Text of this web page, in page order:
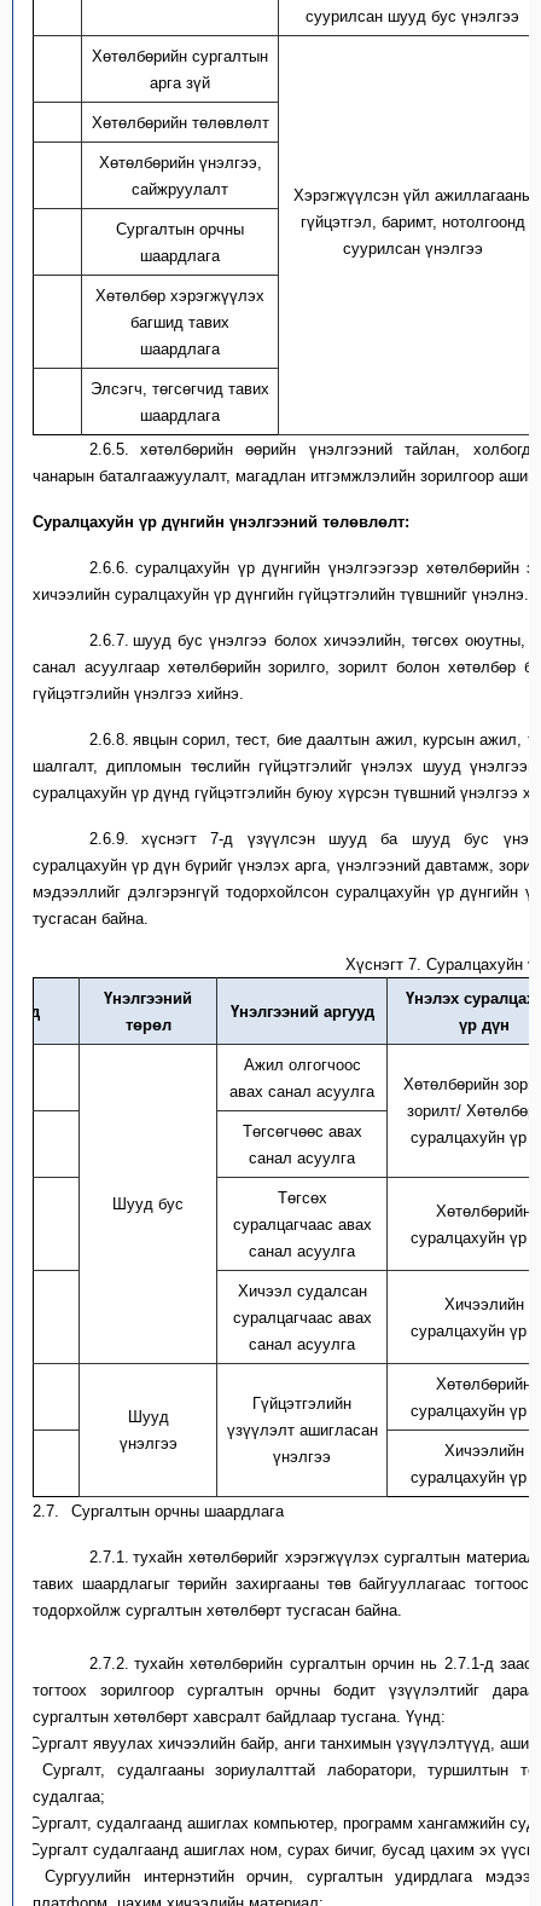
суурилсан шууд бус үнэлгээ
Хөтөлбөрийн сургалтын
арга зүй
Хэрэгжүүлсэн үйл ажиллагааны
гүйцэтгэл, баримт, нотолгоонд
суурилсан үнэлгээ
Хөтөлбөрийн төлөвлөлт
Хөтөлбөрийн үнэлгээ,
сайжруулалт
Сургалтын орчны
шаардлага
Хөтөлбөр хэрэгжүүлэх
багшид тавих
шаардлага
Элсэгч, төгсөгчид тавих
шаардлага
2.6.5.
хөтөлбөрийн өөрийн үнэлгээний тайлан,
чанарын баталгаажуулалт, магадлан итгэмжлэлийн зорилгоор
Суралцахуйн үр дүнгийн үнэлгээний төлөвлөлт:
2.6.6. суралцахуйн үр дүнгийн үнэлгээгээрхөтөлбөрийн
хичээлийн суралцахуйн үр дүнгийн гүйцэтгэлийн түвшнийг үнэлнэ.
2.6.7. шууд бус үнэлгээ болох хичээлийн, төгсөх оюутны,
санал асуулгаар хөтөлбөрийнзорилго, зорилт болон хөтөлбөр
гүйцэтгэлийн үнэлгээ хийнэ.
2.6.8. явцын сорил, тест, бие даалтын ажил, курсын ажил,
шалгалт, дипломын төслийн гүйцэтгэлийг үнэлэх шууд
суралцахуйн үр дүнд гүйцэтгэлийн буюу хүрсэн түвшний үнэлгээ
2.6.9. хүснэгт 7-д үзүүлсэн шууд ба шууд бус
суралцахуйн үр дүн бүрийг үнэлэхарга , үнэлгээний давтамж,
мэдээллийг дэлгэрэнгүй тодорхойлсон суралцахуйн үр дүнгийн
тусгасан байна.
Хүснэгт 7 . Суралцахуйн
д/д
Үнэлгээний
төрөл
Үнэлгээний аргууд
Үнэлэх
үр дүн
Шууд бус
Ажил олгогчоос
авах санал асуулга
Хөтөлбөрийн
зорилт/
суралцахуйн үр
Төгсөгчөөс авах
санал асуулга
Төгсөх
суралцагчаас авах
санал асуулга
Хөтөлбөрийн
суралцахуйн үр
Хичээл судалсан
суралцагчаас авах
санал асуулга
Хичээлийн
суралцахуйн үр
Шууд
үнэлгээ
Гүйцэтгэлийн
үзүүлэлт ашигласан
үнэлгээ
Хөтөлбөрийн
суралцахуйн үр
Хичээлийн
суралцахуйн үр
2.7.
Сургалтын орчны шаардлага
2.7.1. тухайн хөтөлбөрийг хэрэгжүүлэх сургалтын
тавих шаардлагыгтөрийн захиргааны төв байгууллагаас
тодорхойлж сургалтын хөтөлбөрт тусгасан байна.
2.7.2. тухайн хөтөлбөрийн сургалтын орчин нь 2.7.1-д
тогтоох зорилгоор сургалтын орчныбодит үзүүлэлтийг
сургалтын хөтөлбөрт хавсралт байдлаар тусгана. Үүнд:
Сургалт явуулах хичээлийн байр, анги танхимын үзүүлэлтүүд,
Сургалт, судалгааны зориулалттай лаборатори, туршилтын
судалгаа;
Сургалт, судалгаанд ашиглах компьютер, программ хангамжийн
Сургалт судалгаанд ашиглах ном, сурах бичиг, бусад цахим эх үүсв
Сургуулийн интернэтийн орчин, сургалтын удирдлага